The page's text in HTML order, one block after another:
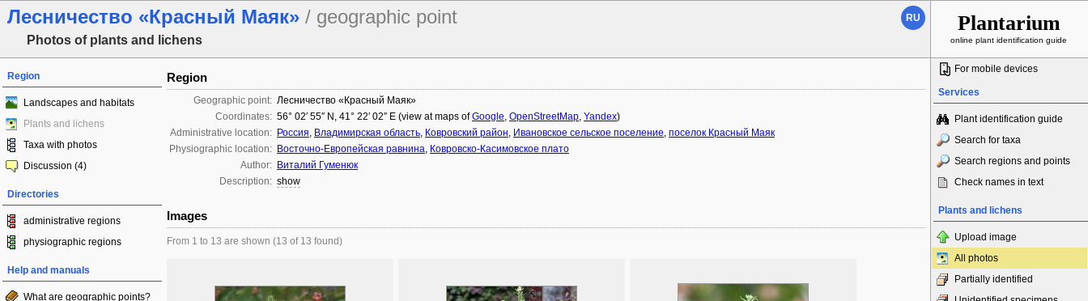
Лесничество «Красный Маяк» / geographic point
Photos of plants and lichens
RU Plantarium
online plant identification guide
Region
Landscapes and habitats
Plants and lichens
Taxa with photos
Discussion (4)
Directories
administrative regions
physiographic regions
Help and manuals
What are geographic points?
Region
Geographic point: Лесничество «Красный Маяк»
Coordinates: 56° 02′ 55″ N, 41° 22′ 02″ E (view at maps ofGoogle, OpenStreetMap, Yandex)
Administrative location: Россия, Владимирская область, Ковровский район, Ивановское сельское поселение, поселок Красный Маяк
Physiographic location: Восточно-Европейская равнина, Ковровско-Касимовское плато
Author: Виталий Гуменюк
Description: show
Images
From 1 to 13 are shown (13 of 13 found)
For mobile devices
Services
Plant identification guide
Search for taxa
Search regions and points
Check names in text
Plants and lichens
Upload image
All photos
Partially identified